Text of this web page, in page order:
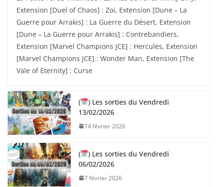
Extension [Duel of Chaos] : Zoi, Extension [Dune – La
Guerre pour Arrakis] : La Guerre du Désert, Extension
[Dune – La Guerre pour Arrakis] : Contrebandiers,
Extension [Marvel Champions JCE] : Hercules, Extension
[Marvel Champions JCE] : Wonder Man, Extension [The
Vale of Eternity] : Curse
(
) Les sorties du Vendredi
13/02/2026
14 février 2026
(
) Les sorties du Vendredi
06/02/2026
7 février 2026